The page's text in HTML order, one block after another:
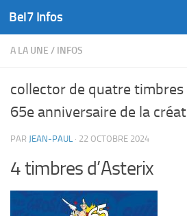
Skip to content
Bel7 Infos
A LA UNE / INFOS
collector de quatre timbres
65e anniversaire de la
PAR JEAN-PAUL · 22 OCTOBRE 2024
4 timbres d’Asterix